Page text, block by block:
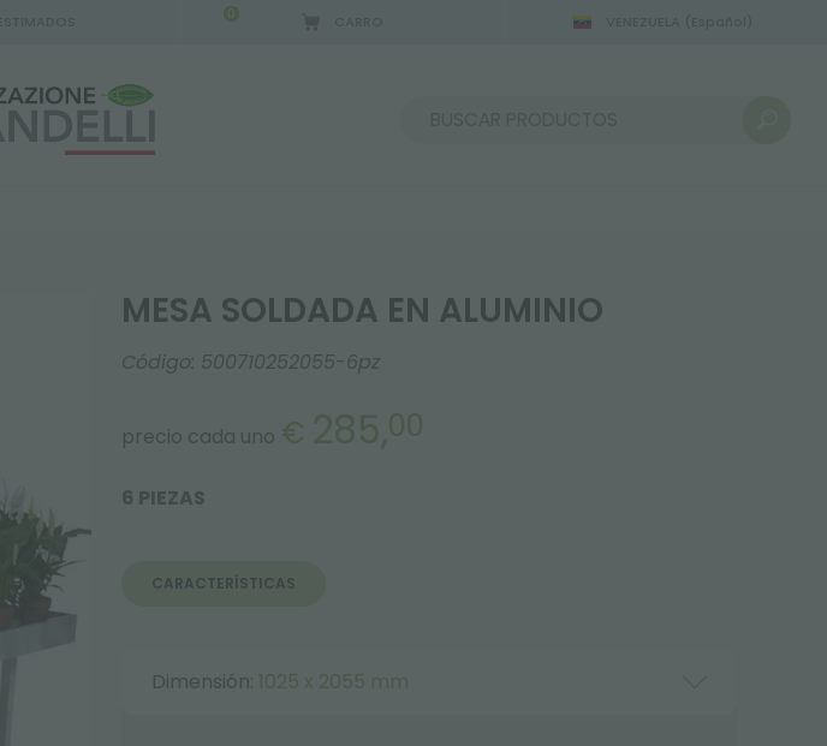
0
MESA SOLDADA EN ALUMINIO
Código: 500710252055-6pz
precio cada uno € 285,00
6 PIEZAS
CARACTERÍSTICAS
Dimensión: 1025 x 2055 mm